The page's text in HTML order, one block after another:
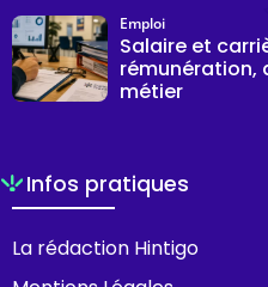
Salaire et
rémunération,
métier
Emploi
Infos pratiques
La rédaction Hintigo